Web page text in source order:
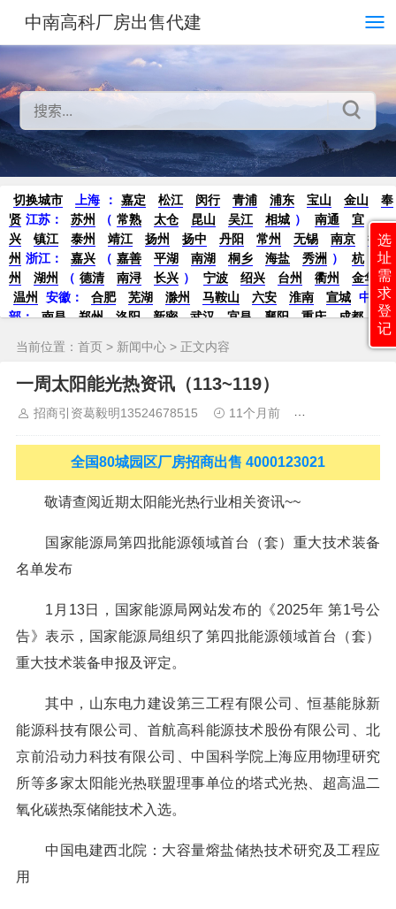
中南高科厂房出售代建
切换城市 上海 ： 嘉定 松江 闵行 青浦 浦东 宝山 金山
奉
贤 江苏： 苏州 （ 常熟 太仓 昆山 吴江 相城 ） 南通
宜
兴
镇江 泰州 靖江 扬州 扬中 丹阳 常州 无锡 南京
徐
州 浙江： 嘉兴 （ 嘉善 平湖 南湖 桐乡 海盐 秀洲 ）
杭
州
湖州 （ 德清 南浔 长兴 ） 宁波 绍兴 台州 衢州
金华
温州
安徽： 合肥 芜湖 滁州 马鞍山 六安 淮南 宣城 中
部： 南昌 郑州 洛阳 新密 武汉 宜昌 襄阳 重庆 成都
德
固
安
香河 大厂 永清 三河 霸州 ）
晋中
沈阳 济南 济宁 绵阳 石家庄 沧州
威海
烟台 青岛 珠三角： 广州 东莞 江门
山
佛山 清远 福建： 福州 漳州 泉州 龙岩 西南：
宁 华北： 沈阳 大连 海外园区： 印尼 泰国 越南 柬埔寨
马来
新加坡 墨西哥 荷兰 美国 地产商：
联东U谷 万洋 均和 平谦迈高
当前位置： 首页 > 新闻中心 > 正文内容
一周太阳能光热资讯（113~119）
招商引资葛毅明13524678515 11个月前
全国80城园区厂房招商出售 4000123021
敬请查阅近期太阳能光热行业相关资讯~~
国家能源局第四批能源领域首台（套）重大技术装备
名单发布
1月13日，国家能源局网站发布的《2025年 第1号公
告》表示，国家能源局组织了第四批能源领域首台（套）
重大技术装备申报及评定。
其中，山东电力建设第三工程有限公司、恒基能脉新
能源科技有限公司、首航高科能源技术股份有限公司、北
京前沿动力科技有限公司、中国科学院上海应用物理研究
所等多家太阳能光热联盟理事单位的塔式光热、超高温二
氧化碳热泵储能技术入选。
中国电建西北院：大容量熔盐储热技术研究及工程应
用
选
址
需
求
登
记